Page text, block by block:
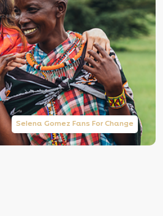
Selena Gomez Fans For Change